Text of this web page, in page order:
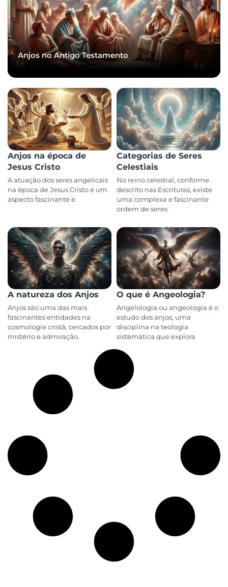
Anjos no Antigo Testamento
Anjos na época de
Jesus Cristo
A atuação dos seres angelicais
na época de Jesus Cristo é um
aspecto fascinante e
Categorias de Seres
Celestiais
No reino celestial, conforme
descrito nas Escrituras, existe
uma complexa e fascinante
ordem de seres
A natureza dos Anjos
Anjos são uma das mais
fascinantes entidades na
cosmologia cristã, cercados por
mistério e admiração.
O que é Angeologia?
Angelologia ou angeologia é o
estudo dos anjos, uma
disciplina na teologia
sistemática que explora